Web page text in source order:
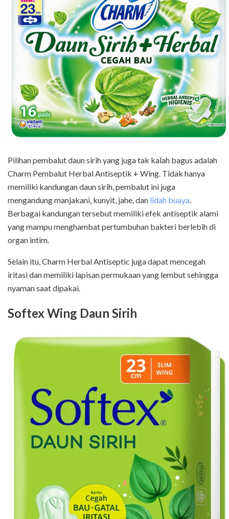
Pilihan pembalut daun sirih yang juga tak kalah bagus adalah
Charm Pembalut Herbal Antiseptik + Wing. Tidak hanya
memiliki kandungan daun sirih, pembalut ini juga
mengandung manjakani, kunyit, jahe, dan lidah buaya
Berbagai kandungan tersebut memiliki efek antiseptik alami
yang mampu menghambat pertumbuhan bakteri berlebih di
organ intim.
Selain itu, Charm Herbal Antiseptic juga dapat mencegah
iritasi dan memiliki lapisan permukaan yang lembut sehingga
nyaman saat dipakai.
Softex Wing Daun Sirih